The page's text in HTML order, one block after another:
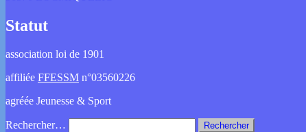
Statut
association loi de 1901
affiliée FFESSM n°03560226
agréée Jeunesse & Sport
Rechercher…